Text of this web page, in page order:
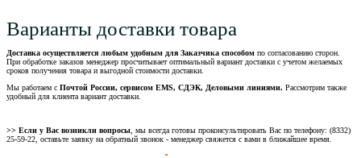
Варианты доставки товара
Доставка осуществляется любым удобным для Заказчика способом по согласованию сторон.
При обработке заказов менеджер просчитывает оптимальный вариант доставки с учетом желаемых
сроков получения товара и выгодной стоимости доставки.
Мы работаем с Почтой России, сервисом EMS, СДЭК, Деловыми линиями. Рассмотрим также
удобный для клиента вариант доставки.
>> Если у Вас возникли вопросы, мы всегда готовы проконсультировать Вас по телефону: (8332)
25-59-22, оставьте заявку на обратный звонок - менеджер свяжется с вами в ближайшее время.